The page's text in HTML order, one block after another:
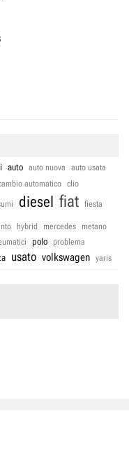
auto auto nuova
auto usata
automatico clio
diesel fiat fiesta
hybrid mercedes
metano
polo
problema
usato volkswagen yaris